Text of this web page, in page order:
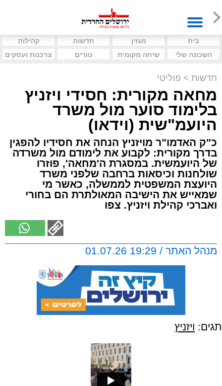
בית מגזין חדשות
קהילות
השכונה שלי
שיחה מקומית טורים צרכנות ועסקים
חדשות > פוליטי
מחאה מקורית: חסידי ויזניץ
בלימוד סוער מול משרד
היועמ"שית (וידאו)
כ"ק האדמו"ר מויזניץ הנחה את חסידיו להפגין
בדרך מקורית: לקבוע את לימודם מול משרדה
של היועמשית. במסגרת ה'מחאה', פוזרו
שולחנות וכיסאות ברחבה שלפני משרד
היועצת המשפטית לממשלה, כאשר מי
שמאייש את הישיבה המאולתרת הם בחורי
ואברכי קהילת ויזניץ. צפו
מנהל האתר / 19:29 01.07.26
תגים: ויזניץ